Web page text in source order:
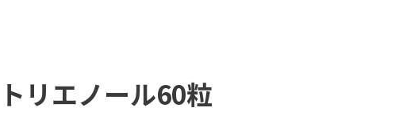
リエノール60粒